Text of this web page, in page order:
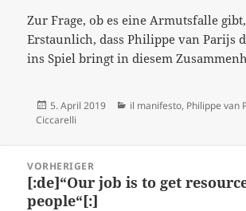
Zur Frage, ob es eine Armutsfalle
Erstaunlich, dass Philippe van Parijs
ins Spiel bringt in diesem
Veröffentlicht
am
5. April 2019 Kategorien
il manifesto, Philippe van
Ciccarelli
VORHERIGER
Vorheriger
Beitrag:
[:de]“Our job is to get
people“[:]